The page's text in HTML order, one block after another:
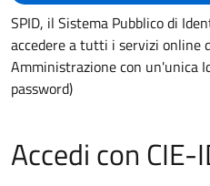
SPID, il Sistema Pubblico di
accedere a tutti i servizi online
Amministrazione con un'unica
password)
Accedi con CIE-